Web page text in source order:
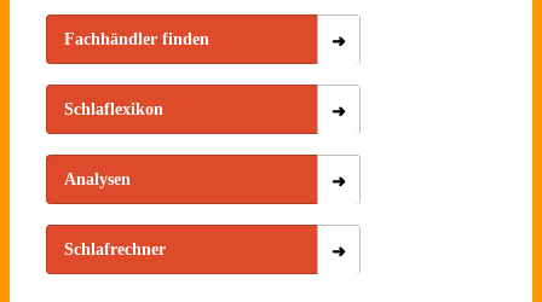
Fachhändler finden
Schlaflexikon
Analysen
Schlafrechner